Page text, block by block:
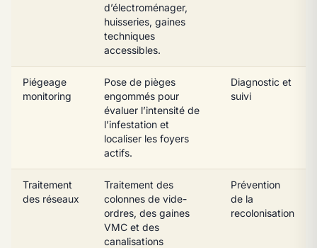
d’électroménager,
huisseries, gaines
techniques
accessibles.
Piégeage
monitoring
Pose de pièges
engommés pour
évaluer l’intensité de
l’infestation et
localiser les foyers
actifs.
Diagnostic et
suivi
Traitement
des réseaux
Traitement des
colonnes de vide-
ordres, des gaines
VMC et des
canalisations
Prévention
de la
recolonisation